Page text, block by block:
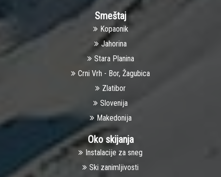
Smeštaj
Kopaonik
Jahorina
Stara Planina
Crni Vrh - Bor, Žagubica
Zlatibor
Slovenija
Makedonija
Oko skijanja
Instalacije za sneg
Ski zanimljivosti